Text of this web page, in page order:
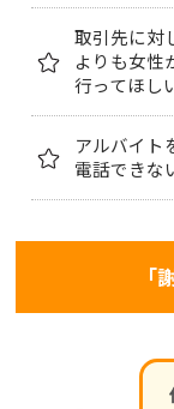
取引先に対
よりも女性
行ってほし
アルバイト
電話できな